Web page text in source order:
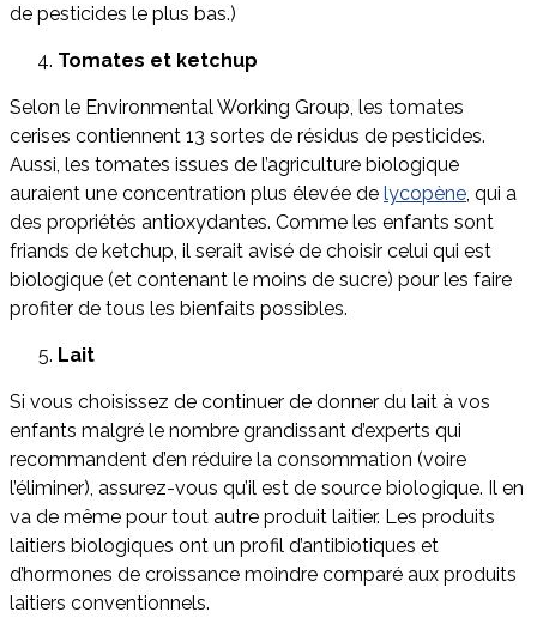
de pesticides le plus bas.)
Tomates et ketchup
Selon le Environmental Working Group, les tomates
cerises contiennent 13 sortes de résidus de pesticides.
Aussi, les tomates issues de l’agriculture biologique
auraient une concentration plus élevée de lycopène , qui a
des propriétés antioxydantes. Comme les enfants sont
friands de ketchup, il serait avisé de choisir celui qui est
biologique (et contenant le moins de sucre) pour les faire
profiter de tous les bienfaits possibles.
Lait
Si vous choisissez de continuer de donner du lait à vos
enfants malgré le nombre grandissant d’experts qui
recommandent d’en réduire la consommation (voire
l’éliminer), assurez-vous qu’il est de source biologique. Il en
va de même pour tout autre produit laitier. Les produits
laitiers biologiques ont un profil d’antibiotiques et
d’hormones de croissance moindre comparé aux produits
laitiers conventionnels.